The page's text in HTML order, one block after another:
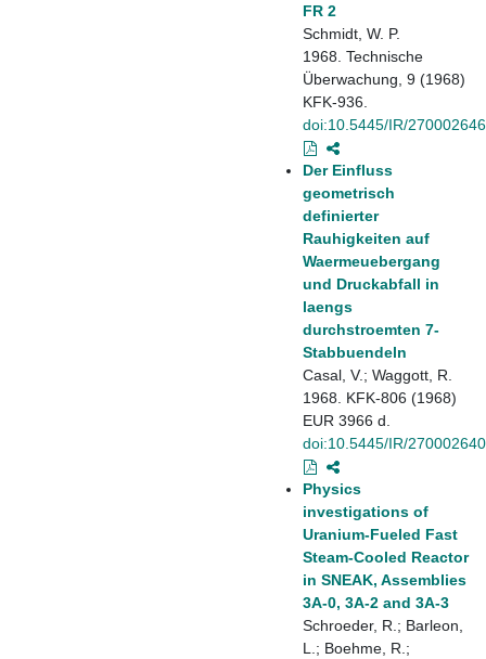
FR 2
Schmidt, W. P.
1968. Technische
Überwachung, 9 (1968)
KFK-936.
doi:10.5445/IR/270002646
Der Einfluss
geometrisch
definierter
Rauhigkeiten auf
Waermeuebergang
und Druckabfall in
laengs
durchstroemten 7-
Stabbuendeln
Casal, V.; Waggott, R.
1968. KFK-806 (1968)
EUR 3966 d.
doi:10.5445/IR/270002640
Physics
investigations of
Uranium-Fueled Fast
Steam-Cooled Reactor
in SNEAK, Assemblies
3A-0, 3A-2 and 3A-3
Schroeder, R.; Barleon,
L.; Boehme, R.;